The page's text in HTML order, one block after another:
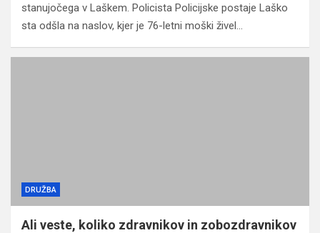
stanujočega v Laškem. Policista Policijske postaje Laško
sta odšla na naslov, kjer je 76-letni moški živel…
DRUŽBA
Ali veste, koliko zdravnikov in zobozdravnikov